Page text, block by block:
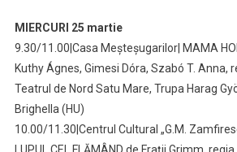
MIERCURI 25 martie
9.30/11.00|Casa Meșteșugarilor| MAMA
Kuthy Ágnes, Gimesi Dóra, Szabó T. Anna,
Teatrul de Nord Satu Mare, Trupa Harag
Brighella (HU)
10.00/11.30|Centrul Cultural „G.M.